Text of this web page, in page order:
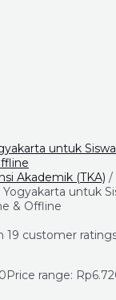
Akademik (TKA) /
untuk
& Offline
19 customer
Price range: